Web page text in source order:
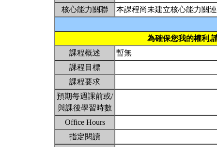
核心能力關聯
本課程尚未建立核心能力關連
為確保您我的權利,
課程概述
暫無
課程目標
課程要求
預期每週課前或/
與課後學習時數
Office Hours
指定閱讀